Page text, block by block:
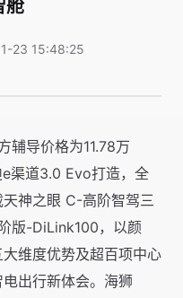
舱
23 15:48:25
辅导价格为11.78万
渠道3.0 Evo打造，全
神之眼 C-高阶智驾三
版-DiLink100，以颜
维度优势及超百项中心
出行新体会。海狮